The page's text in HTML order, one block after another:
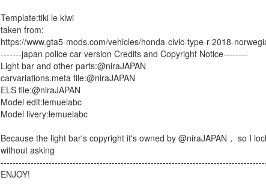
Template:tiki le kiwi
taken from:
https://www.gta5-mods.com/vehicles/honda-civic-type-r-2018-
-------japan police car version Credits and Copyright Notice--------
Light bar and other parts:@niraJAPAN
carvariations.meta file:@niraJAPAN
ELS file:@niraJAPAN
Model edit:lemuelabc
Model livery:lemuelabc
Because the light bar's copyright it's owned by @niraJAPAN， so I
without asking
ENJOY!